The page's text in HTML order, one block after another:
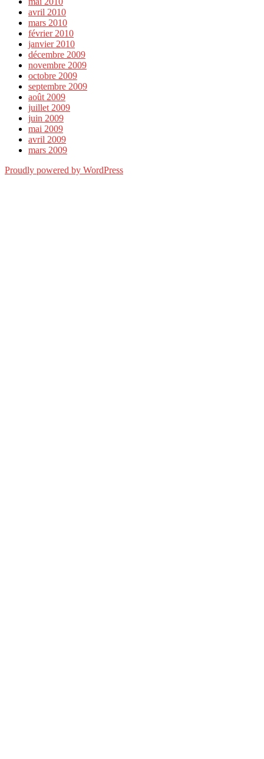
avril 2010
mars 2010
février 2010
janvier 2010
décembre 2009
novembre 2009
octobre 2009
septembre 2009
août 2009
juillet 2009
juin 2009
mai 2009
avril 2009
mars 2009
Proudly powered by WordPress